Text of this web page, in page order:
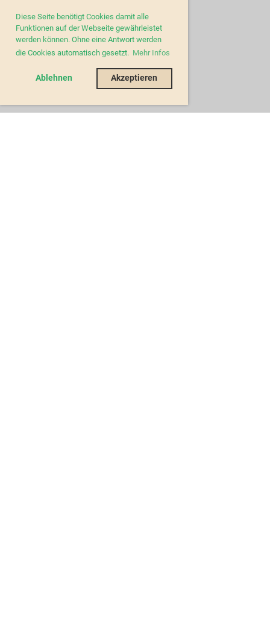
Diese Seite benötigt Cookies damit alle
Funktionen auf der Webseite gewährleistet
werden können. Ohne eine Antwort werden
die Cookies automatisch gesetzt. Mehr Infos
Ablehnen Akzeptieren